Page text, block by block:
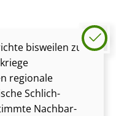
bisweilen zu
regionale
Schlich­
Nach­bar­